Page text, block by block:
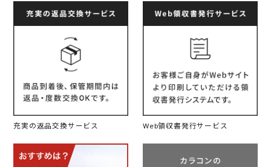
充実の返品交換サービス Web領収書発行サービス